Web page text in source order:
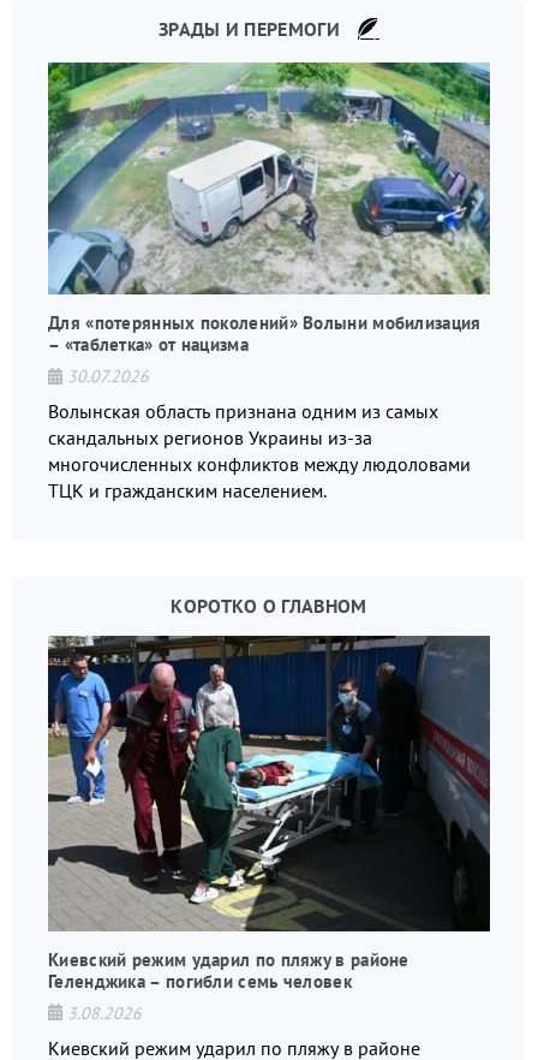
ЗРАДЫ И ПЕРЕМОГИ
Для «потерянных поколений» Волыни мобилизация
– «таблетка» от нацизма
30.07.2026
Волынская область признана одним из самых
скандальных регионов Украины из-за
многочисленных конфликтов между людоловами
ТЦК и гражданским населением.
КОРОТКО О ГЛАВНОМ
Киевский режим ударил по пляжу в районе
Геленджика – погибли семь человек
3.08.2026
Киевский режим ударил по пляжу в районе